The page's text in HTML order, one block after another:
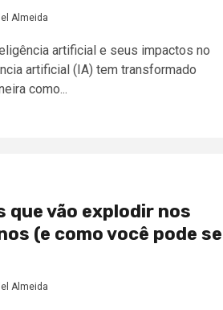
Almeida
artificial e seus impactos no
artificial (IA) tem transformado
como...
que vão explodir nos
(e como você pode se
Almeida